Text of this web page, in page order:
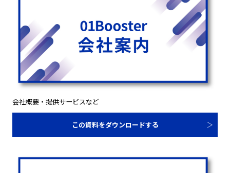
会社概要・提供サービスなど
この資料をダウンロードする